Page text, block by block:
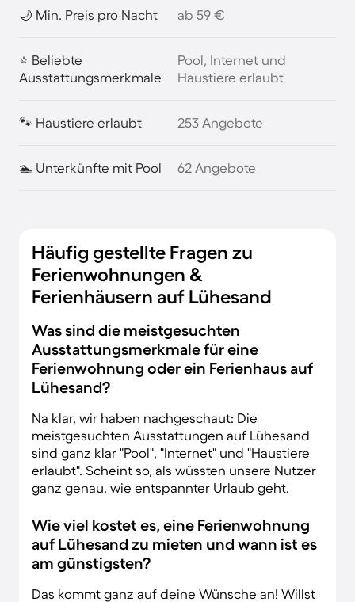
🌙 Min. Preis pro Nacht ab 59 €
⭐ Beliebte
Ausstattungsmerkmale
Pool, Internet und
Haustiere erlaubt
🐾 Haustiere erlaubt 253 Angebote
🏊 Unterkünfte mit Pool 62 Angebote
Häufig gestellte Fragen zu
Ferienwohnungen &
Ferienhäusern auf Lühesand
Was sind die meistgesuchten
Ausstattungsmerkmale für eine
Ferienwohnung oder ein Ferienhaus auf
Lühesand?
Na klar, wir haben nachgeschaut: Die
meistgesuchten Ausstattungen auf Lühesand
sind ganz klar "Pool", "Internet" und "Haustiere
erlaubt". Scheint so, als wüssten unsere Nutzer
ganz genau, wie entspannter Urlaub geht.
Wie viel kostet es, eine Ferienwohnung
auf Lühesand zu mieten und wann ist es
am günstigsten?
Das kommt ganz auf deine Wünsche an! Willst